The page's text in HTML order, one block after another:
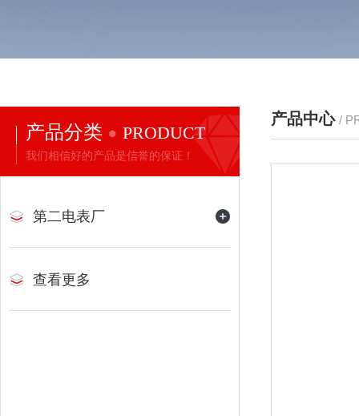
产品分类 PRODUCT
我们相信好的产品是信誉的保证！
第二电表厂
查看更多
产品中心 /